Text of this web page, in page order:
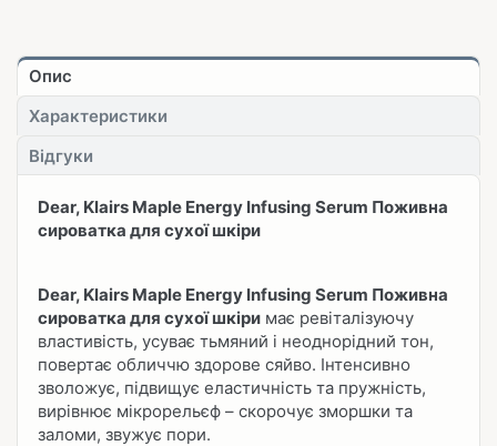
Опис
Характеристики
Відгуки
Dear, Klairs Maple Energy Infusing Serum Поживна
сироватка для сухої шкіри
Dear, Klairs Maple Energy Infusing Serum Поживна
сироватка для сухої шкіри має ревіталізуючу
властивість, усуває тьмяний і неоднорідний тон,
повертає обличчю здорове сяйво. Інтенсивно
зволожує, підвищує еластичність та пружність,
вирівнює мікрорельєф – скорочує зморшки та
заломи, звужує пори.